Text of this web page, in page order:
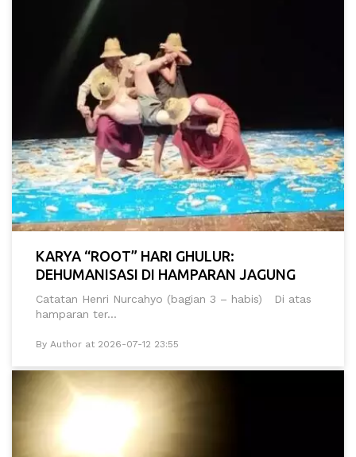
KARYA “ROOT” HARI GHULUR:
DEHUMANISASI DI HAMPARAN JAGUNG
Catatan Henri Nurcahyo (bagian 3 – habis) Di atas
hamparan ter...
By Author at 2026-07-12 23:55